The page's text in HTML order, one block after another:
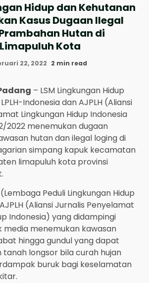
Hidup dan Kehutanan
Kasus Dugaan Ilegal
Hutan di
Kota
22, 2022 2 min read
– LSM Lingkungan Hidup
Indonesia dan AJPLH (Aliansi
Lingkungan Hidup Indonesia
2022 menemukan dugaan
hutan dan ilegal loging di
simpang kapuk kecamatan
limapuluh kota provinsi
Peduli Lingkungan Hidup
(Aliansi Jurnalis Penyelamat
Indonesia) yang didampingi
menemukan kawasan
hingga gundul yang dapat
longsor bila curah hujan
buruk bagi keselamatan